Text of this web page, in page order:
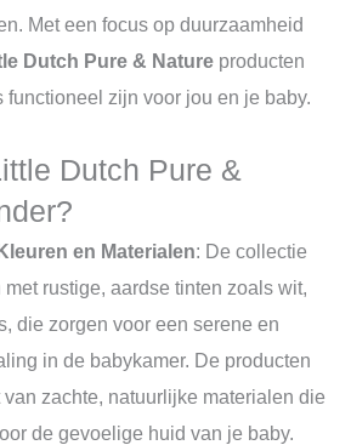
Met een focus op duurzaamheid
Dutch Pure & Nature producten
zijn voor jou en je baby.
Dutch Pure &
en Materialen: De collectie
rustige, aardse tinten zoals wit,
die zorgen voor een serene en
in de babykamer. De producten
zachte, natuurlijke materialen die
de gevoelige huid van je baby.